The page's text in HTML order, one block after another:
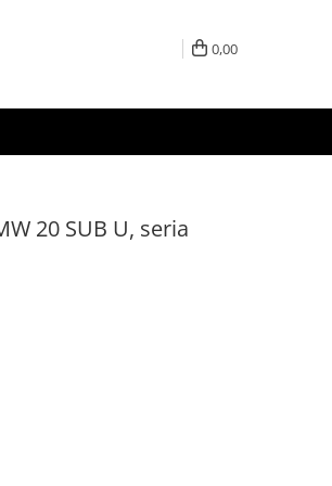
0,00
20 SUB U, seria